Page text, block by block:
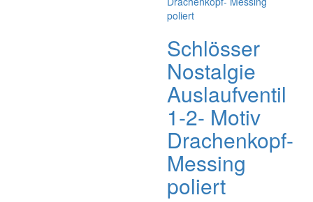
Schlösser
Nostalgie
Auslaufventil
1-2- Motiv
Drachenkopf-
Messing
poliert